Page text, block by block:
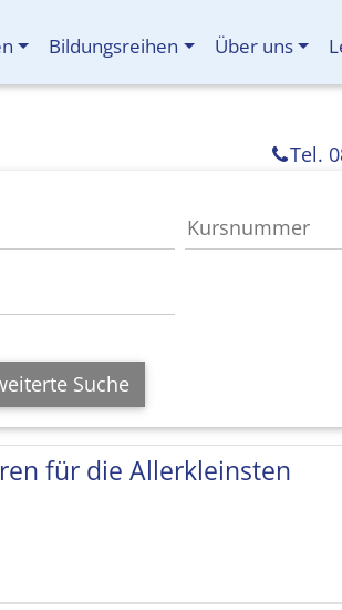
Bildungsreihen Über uns
Tel.
Suche
für die Allerkleinsten